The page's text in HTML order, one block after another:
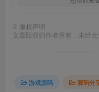
© 版权声明
文章版权归作者所有，未经允
游戏源码
源码分